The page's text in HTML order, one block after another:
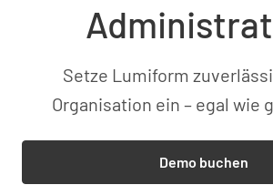
Setze Lumiform
Organisation ein – egal wie
Demo buchen